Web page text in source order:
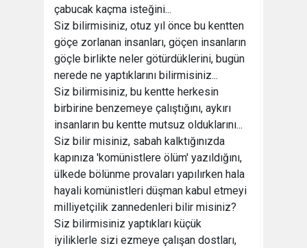
çabucak kaçma isteğini...
Siz bilirmisiniz, otuz yıl önce bu kentten
göçe zorlanan insanları, göçen insanların
göçle birlikte neler götürdüklerini, bugün
nerede ne yaptıklarını bilirmisiniz...
Siz bilirmisiniz, bu kentte herkesin
birbirine benzemeye çalıştığını, aykırı
insanların bu kentte mutsuz olduklarını...
Siz bilir misiniz, sabah kalktığınızda
kapınıza 'komünistlere ölüm' yazıldığını,
ülkede bölünme provaları yapılırken hala
hayali komünistleri düşman kabul etmeyi
milliyetçilik zannedenleri bilir misiniz?
Siz bilirmisiniz yaptıkları küçük
iyiliklerle sizi ezmeye çalışan dostları,